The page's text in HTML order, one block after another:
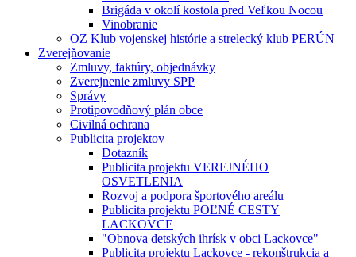
Brigáda v okolí kostola pred Veľkou Nocou
Vinobranie
OZ Klub vojenskej histórie a strelecký klub PERÚN
Zverejňovanie
Zmluvy, faktúry, objednávky
Zverejnenie zmluvy SPP
Správy
Protipovodňový plán obce
Civilná ochrana
Publicita projektov
Dotazník
Publicita projektu VEREJNÉHO
OSVETLENIA
Rozvoj a podpora športového areálu
Publicita projektu POĽNÉ CESTY
LACKOVCE
"Obnova detských ihrísk v obci Lackovce"
Publicita projektu Lackovce - rekonštrukcia a